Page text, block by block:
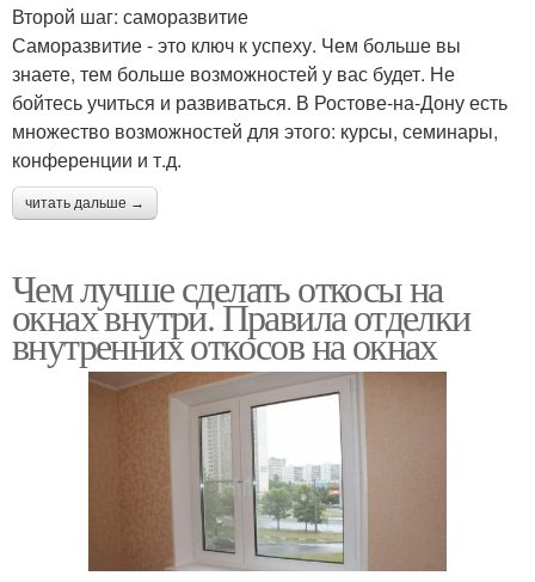
Второй шаг: саморазвитие
Саморазвитие - это ключ к успеху. Чем больше вы
знаете, тем больше возможностей у вас будет. Не
бойтесь учиться и развиваться. В Ростове-на-Дону есть
множество возможностей для этого: курсы, семинары,
конференции и т.д.
читать дальше →
Чем лучше сделать откосы на
окнах внутри. Правила отделки
внутренних откосов на окнах